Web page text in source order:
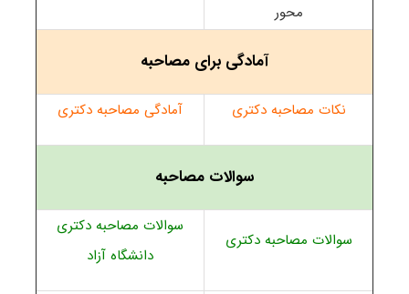
محور
آمادگی برای مصاحبه
نکات مصاحبه دکتری آمادگی مصاحبه دکتری
سوالات مصاحبه
سوالات مصاحبه دکتری
سوالات مصاحبه دکتری
دانشگاه آزاد